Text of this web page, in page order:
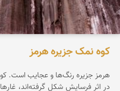
کوه نمک جزیره هرمز
هرمز جزیره‌ رنگ‌ها‌ و عجایب است.
در اثر فرسایش شکل گرفته‌اند،